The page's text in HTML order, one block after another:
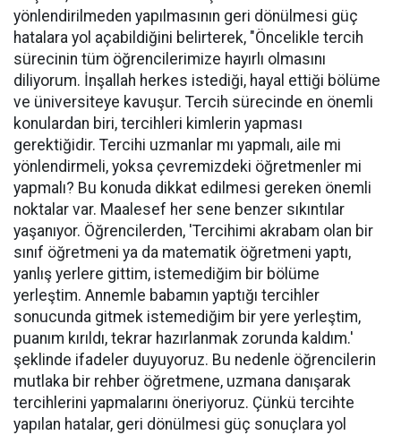
yönlendirilmeden yapılmasının geri dönülmesi güç
hatalara yol açabildiğini belirterek, "Öncelikle tercih
sürecinin tüm öğrencilerimize hayırlı olmasını
diliyorum. İnşallah herkes istediği, hayal ettiği bölüme
ve üniversiteye kavuşur. Tercih sürecinde en önemli
konulardan biri, tercihleri kimlerin yapması
gerektiğidir. Tercihi uzmanlar mı yapmalı, aile mi
yönlendirmeli, yoksa çevremizdeki öğretmenler mi
yapmalı? Bu konuda dikkat edilmesi gereken önemli
noktalar var. Maalesef her sene benzer sıkıntılar
yaşanıyor. Öğrencilerden, 'Tercihimi akrabam olan bir
sınıf öğretmeni ya da matematik öğretmeni yaptı,
yanlış yerlere gittim, istemediğim bir bölüme
yerleştim. Annemle babamın yaptığı tercihler
sonucunda gitmek istemediğim bir yere yerleştim,
puanım kırıldı, tekrar hazırlanmak zorunda kaldım.'
şeklinde ifadeler duyuyoruz. Bu nedenle öğrencilerin
mutlaka bir rehber öğretmene, uzmana danışarak
tercihlerini yapmalarını öneriyoruz. Çünkü tercihte
yapılan hatalar, geri dönülmesi güç sonuçlara yol